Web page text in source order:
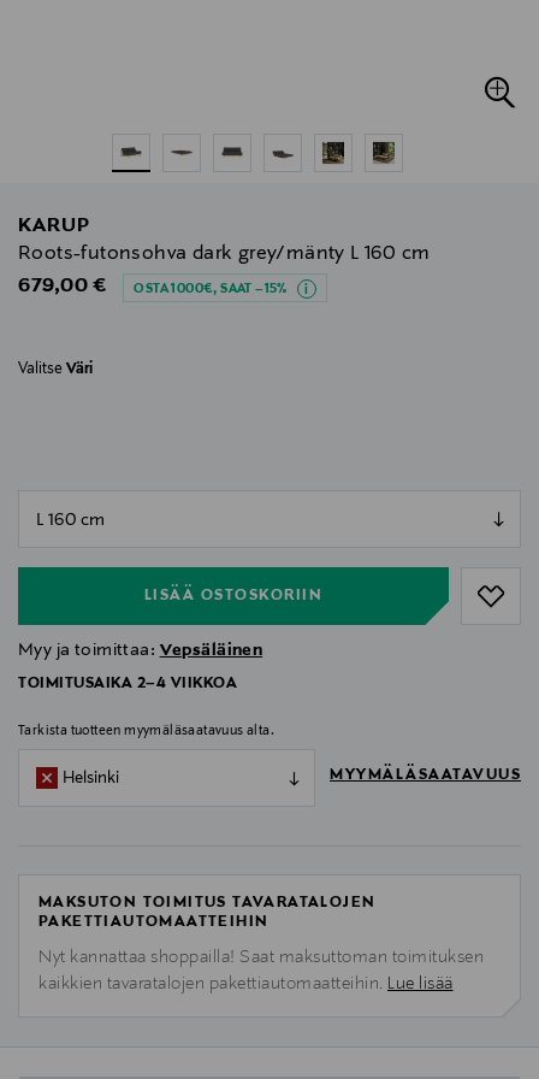
KARUP
Roots-futonsohva dark grey/mänty L 160 cm
Original Price
679,00 € OSTA 1000€, SAAT –15%
Valitse Väri
LISÄÄ OSTOSKORIIN
Myy ja toimittaa: Vepsäläinen
TOIMITUSAIKA 2–4 VIIKKOA
Tarkista tuotteen myymäläsaatavuus alta.
Helsinki MYYMÄLÄSAATAVUUS
MAKSUTON TOIMITUS TAVARATALOJEN
PAKETTIAUTOMAATTEIHIN
Nyt kannattaa shoppailla! Saat maksuttoman toimituksen
kaikkien tavaratalojen pakettiautomaatteihin. Lue lisää